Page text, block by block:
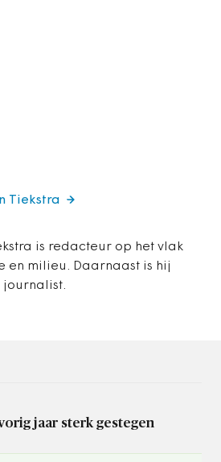
is redacteur op het vlak
en milieu. Daarnaast is hij
Tiekstra
jaar sterk gestegen